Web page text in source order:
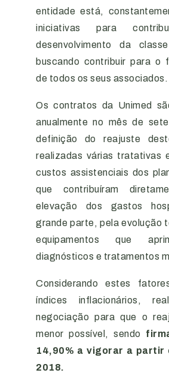
entidade está,
iniciativas para
desenvolvimento da
buscando contribuir para o
de todos os seus associados.
Os contratos da Unimed
anualmente no mês de
definição do reajuste
realizadas várias tratativas
custos assistenciais dos
que contribuíram
elevação dos gastos
grande parte, pela evolução
equipamentos que
diagnósticos e tratamentos
Considerando estes
índices inflacionários,
negociação para que o
menor possível, sendo
14,90% a vigorar a partir
2018.